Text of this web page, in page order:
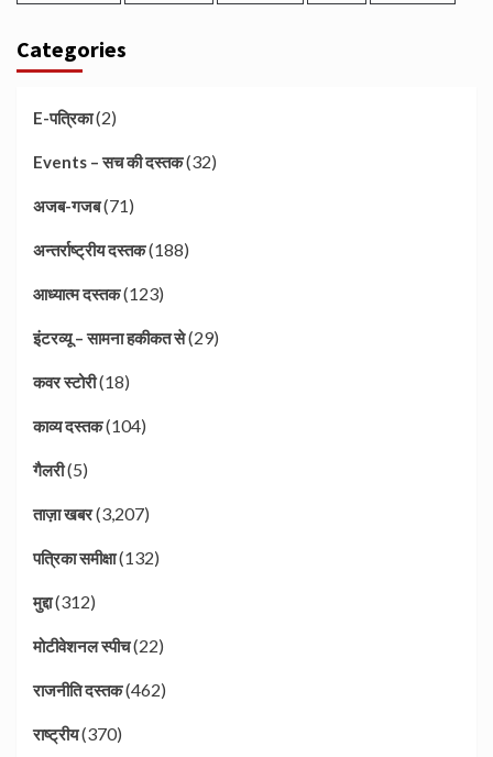
Categories
E-पत्रिका(2)
Events – सच की दस्तक(32)
अजब-गजब(71)
अन्तर्राष्ट्रीय दस्तक(188)
आध्यात्म दस्तक(123)
इंटरव्यू – सामना हकीकत से(29)
कवर स्टोरी(18)
काव्य दस्तक(104)
गैलरी(5)
ताज़ा खबर(3,207)
पत्रिका समीक्षा(132)
मुद्दा(312)
मोटीवेशनल स्पीच(22)
राजनीति दस्तक(462)
राष्ट्रीय(370)